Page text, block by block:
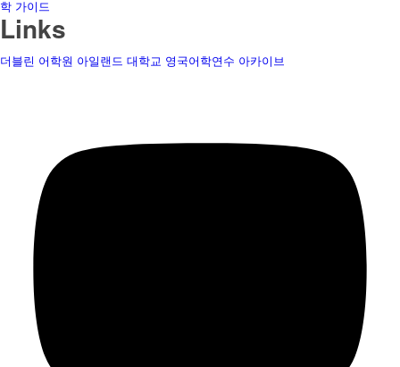
학 가이드
Links
더블린 어학원 아일랜드 대학교 영국어학연수 아카이브